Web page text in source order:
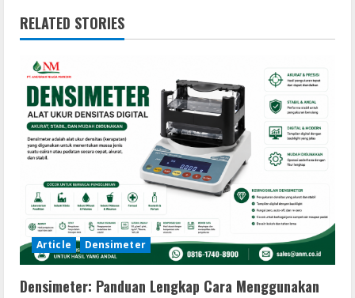
RELATED STORIES
Article Densimeter
Densimeter: Panduan Lengkap Cara Menggunakan